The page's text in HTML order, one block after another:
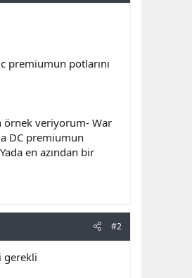
premiumun potlarını
örnek veriyorum- War
DC premiumun
en azından bir
#2
gerekli